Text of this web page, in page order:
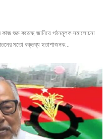
কাজ শুরু করেছে জানিয়ে গঠনমূলক সমালোচনা
মতো বক্তব্য হতাশাজনক…